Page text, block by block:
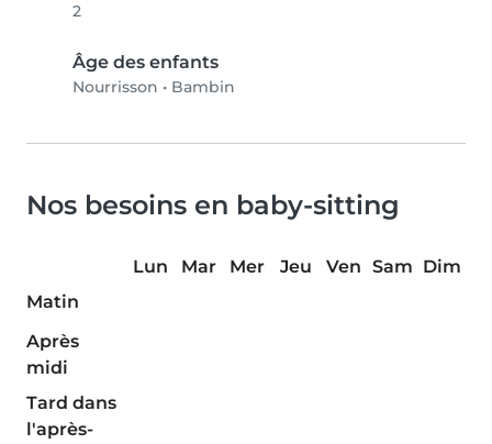
2
Âge des enfants
Nourrisson • Bambin
Nos besoins en baby-sitting
Lun Mar Mer Jeu Ven Sam Dim
Matin
Après
midi
Tard dans
l'après-